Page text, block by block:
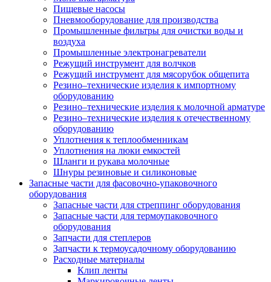
Пищевые насосы
Пневмооборудование для производства
Промышленные фильтры для очистки воды и
воздуха
Промышленные электронагреватели
Режущий инструмент для волчков
Режущий инструмент для мясорубок общепита
Резино–технические изделия к импортному
оборудованию
Резино–технические изделия к молочной арматуре
Резино–технические изделия к отечественному
оборудованию
Уплотнения к теплообменникам
Уплотнения на люки емкостей
Шланги и рукава молочные
Шнуры резиновые и силиконовые
Запасные части для фасовочно-упаковочного
оборудования
Запасные части для стреппинг оборудования
Запасные части для термоупаковочного
оборудования
Запчасти для степлеров
Запчасти к термоусадочному оборудованию
Расходные материалы
Клип ленты